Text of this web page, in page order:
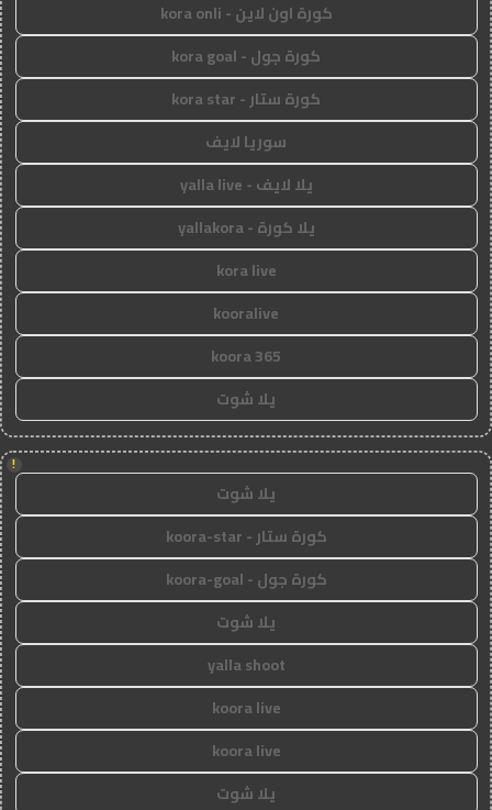
كورة اون لاين - kora onli
كورة جول - kora goal
كورة ستار - kora star
سوريا لايف
يلا لايف - yalla live
يلا كورة - yallakora
kora live
kooralive
koora 365
يلا شوت
!
يلا شوت
كورة ستار - koora-star
كورة جول - koora-goal
يلا شوت
yalla shoot
koora live
koora live
يلا شوت